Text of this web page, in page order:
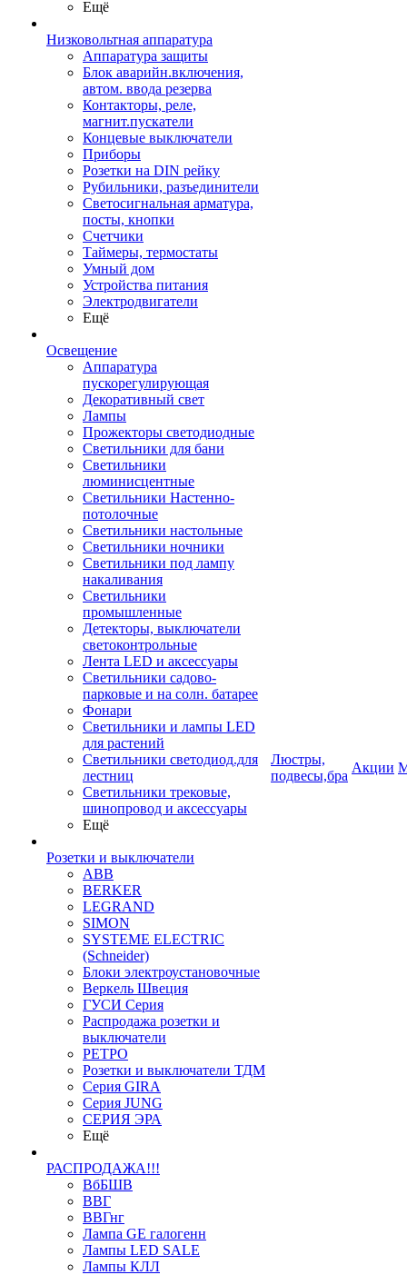
Ещё
Низковольтная аппаратура
Аппаратура защиты
Блок аварийн.включения,
автом. ввода резерва
Контакторы, реле,
магнит.пускатели
Концевые выключатели
Приборы
Розетки на DIN рейку
Рубильники, разъединители
Светосигнальная арматура,
посты, кнопки
Счетчики
Таймеры, термостаты
Умный дом
Устройства питания
Электродвигатели
Ещё
Освещение
Аппаратура
пускорегулирующая
Декоративный свет
Лампы
Прожекторы светодиодные
Светильники для бани
Светильники
люминисцентные
Светильники Настенно-
потолочные
Светильники настольные
Светильники ночники
Светильники под лампу
накаливания
Светильники
промышленные
Детекторы, выключатели
светоконтрольные
Лента LED и аксессуары
Светильники садово-
парковые и на солн. батарее
Фонари
Светильники и лампы LED
для растений
Светильники светодиод.для
лестниц
Светильники трековые,
шинопровод и аксессуары
Ещё
Розетки и выключатели
ABB
BERKER
LEGRAND
SIMON
SYSTEME ELECTRIC
(Schneider)
Блоки электроустановочные
Веркель Швеция
ГУСИ Серия
Распродажа розетки и
выключатели
РЕТРО
Розетки и выключатели ТДМ
Серия GIRA
Серия JUNG
СЕРИЯ ЭРА
Ещё
РАСПРОДАЖА!!!
ВбБШВ
ВВГ
ВВГнг
Лампа GE галогенн
Лампы LED SALE
Лампы КЛЛ
Люстры,
подвесы,бра
Акции